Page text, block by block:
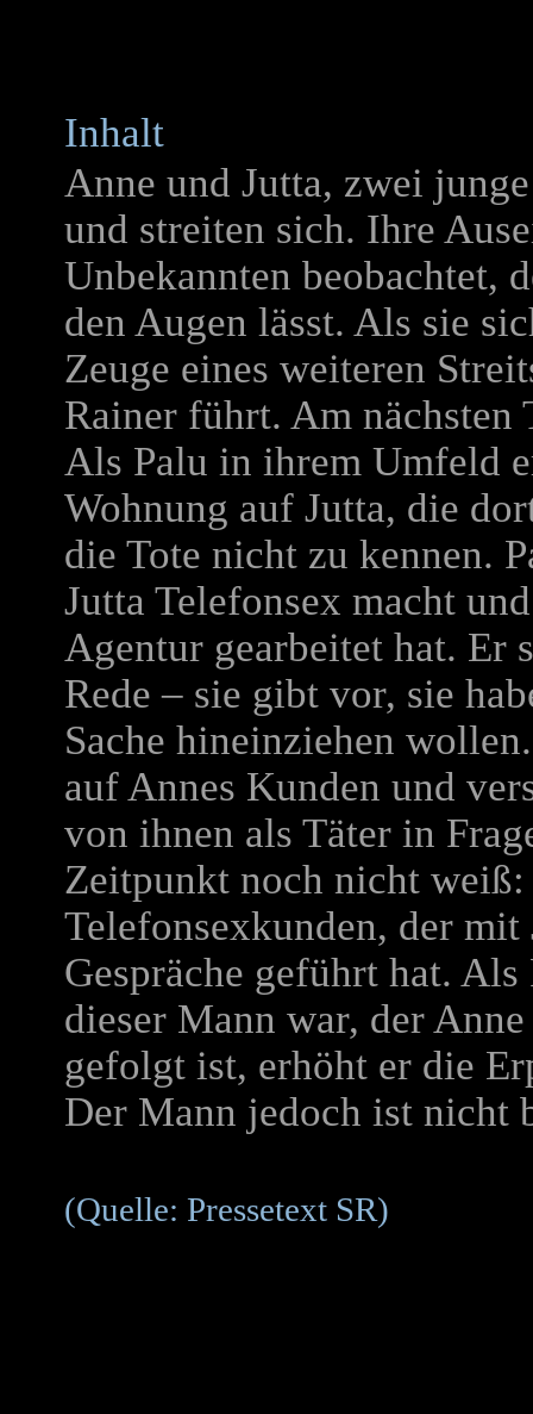
Inhalt
Anne und Jutta, zwei
und streiten sich. Ihre
Unbekannten beobachtet,
den Augen lässt. Als sie
Zeuge eines weiteren
Rainer führt. Am
Als Palu in ihrem Umfeld
Wohnung auf Jutta, die
die Tote nicht zu kennen.
Jutta Telefonsex macht
Agentur gearbeitet hat. Er
Rede – sie gibt vor, sie
Sache hineinziehen
auf Annes Kunden und
von ihnen als Täter in
Zeitpunkt noch nicht weiß:
Telefonsexkunden, der
Gespräche geführt hat.
dieser Mann war, der
gefolgt ist, erhöht er die
Der Mann jedoch ist nicht
(Quelle: Pressetext SR)